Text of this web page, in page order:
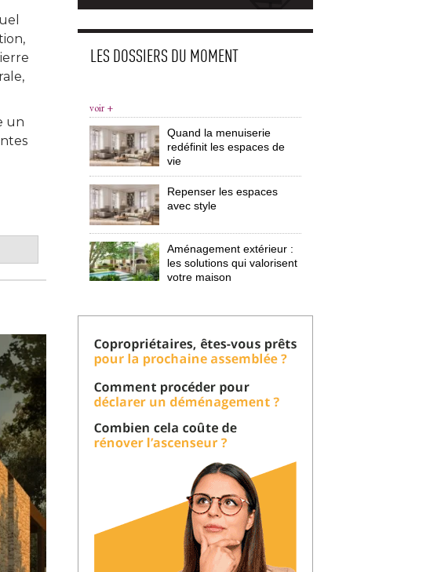
un
LES DOSSIERS DU MOMENT
voir +
Quand la menuiserie
redéfinit les espaces de
vie
Repenser les espaces
avec style
Aménagement extérieur :
les solutions qui valorisent
votre maison